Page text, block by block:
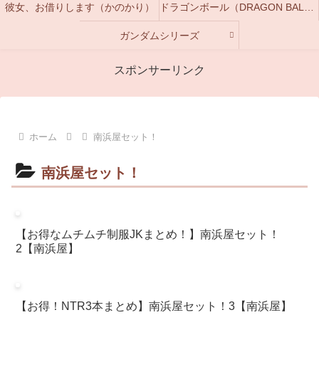
彼女、お借りします（かのかり）
ガンダムシリーズ
スポンサーリンク
ホーム 南浜屋セット！
南浜屋セット！
【お得なムチムチ制服JKまとめ！】南浜屋セット！
2【南浜屋】
【お得！NTR3本まとめ】南浜屋セット！3【南浜屋】